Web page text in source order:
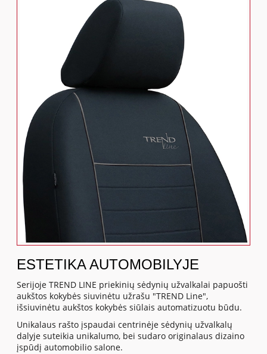
ESTETIKA AUTOMOBILYJE
Serijoje TREND LINE priekinių sėdynių užvalkalai papuošti
aukštos kokybės siuvinėtu užrašu "TREND Line",
išsiuvinėtu aukštos kokybės siūlais automatizuotu būdu.
Unikalaus rašto įspaudai centrinėje sėdynių užvalkalų
dalyje suteikia unikalumo, bei sudaro originalaus dizaino
įspūdį automobilio salone.